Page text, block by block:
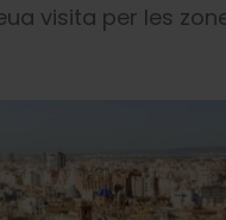
visita per les